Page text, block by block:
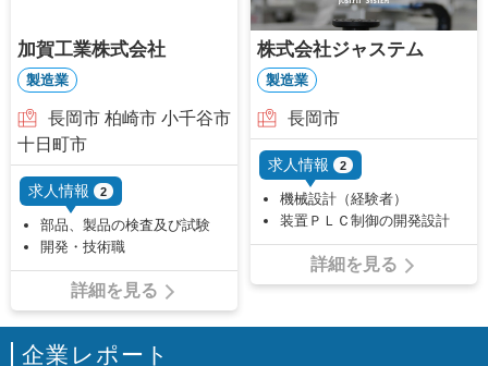
企業レポート
加賀工業株式会社
製造業
長岡市 柏崎市 小千谷市
十日町市
求人情報 2
部品、製品の検査及び試験
開発・技術職
詳細を見る
株式会社ジャステム
製造業
長岡市
求人情報 2
機械設計（経験者）
装置ＰＬＣ制御の開発設計
詳細を見る